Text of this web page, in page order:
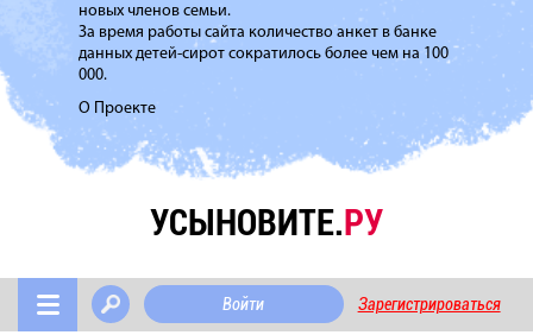
новых членов семьи.
За время работы сайта количество анкет в банке
данных детей-сирот сократилось более чем на 100
000.
О Проекте
УСЫНОВИТЕ.РУ
Войти Зарегистрироваться